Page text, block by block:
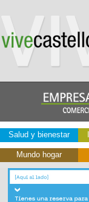
Salud y bienestar
Mundo hogar